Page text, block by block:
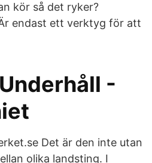
kör så det ryker?
endast ett verktyg för att
-
Det är den inte utan
olika landsting. I